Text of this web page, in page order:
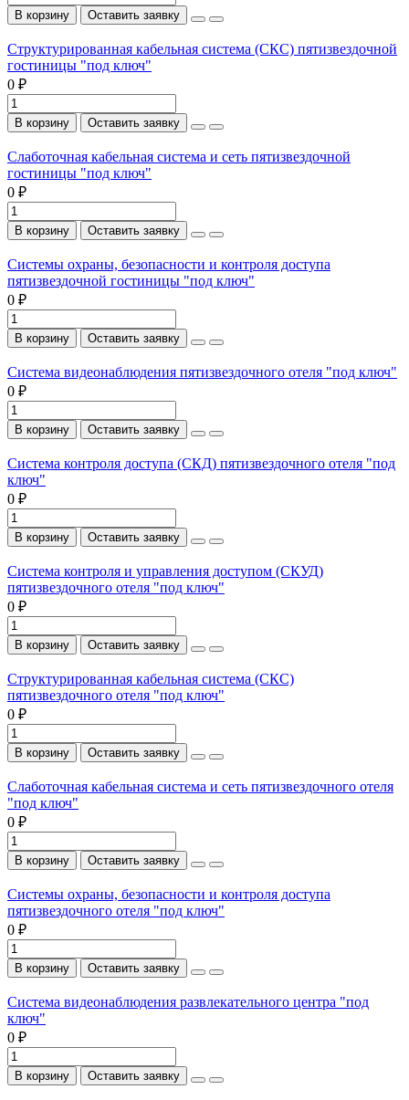
В корзину Оставить заявку
Структурированная кабельная система (СКС) пятизвездочной
гостиницы "под ключ"
0 ₽
В корзину Оставить заявку
Слаботочная кабельная система и сеть пятизвездочной
гостиницы "под ключ"
0 ₽
В корзину Оставить заявку
Системы охраны, безопасности и контроля доступа
пятизвездочной гостиницы "под ключ"
0 ₽
В корзину Оставить заявку
Система видеонаблюдения пятизвездочного отеля "под ключ"
0 ₽
В корзину Оставить заявку
Система контроля доступа (СКД) пятизвездочного отеля "под
ключ"
0 ₽
В корзину Оставить заявку
Система контроля и управления доступом (СКУД)
пятизвездочного отеля "под ключ"
0 ₽
В корзину Оставить заявку
Структурированная кабельная система (СКС)
пятизвездочного отеля "под ключ"
0 ₽
В корзину Оставить заявку
Слаботочная кабельная система и сеть пятизвездочного отеля
"под ключ"
0 ₽
В корзину Оставить заявку
Системы охраны, безопасности и контроля доступа
пятизвездочного отеля "под ключ"
0 ₽
В корзину Оставить заявку
Система видеонаблюдения развлекательного центра "под
ключ"
0 ₽
В корзину Оставить заявку